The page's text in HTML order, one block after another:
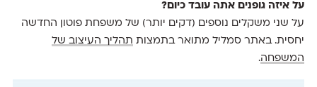
על איזה גופנים אתה עובד כיום?
על שני משקלים נוספים (דקים יותר) של משפחת פוטון החדשה
יחסית. באתר סמליל מתואר בתמצות תהליך העיצוב של
המשפחה.